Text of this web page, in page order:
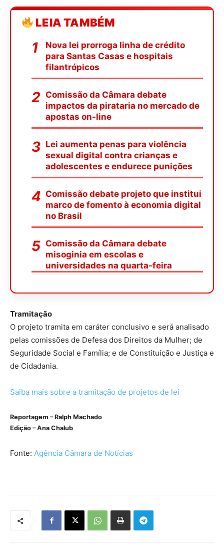
LEIA TAMBÉM
Nova lei prorroga linha de crédito
para Santas Casas e hospitais
filantrópicos
Comissão da Câmara debate
impactos da pirataria no mercado de
apostas on-line
Lei aumenta penas para violência
sexual digital contra crianças e
adolescentes e endurece punições
Comissão debate projeto que institui
marco de fomento à economia digital
no Brasil
Comissão da Câmara debate
misoginia em escolas e
universidades na quarta-feira
Tramitação
O projeto tramita em caráter conclusivo e será analisado
pelas comissões de Defesa dos Direitos da Mulher; de
Seguridade Social e Família; e de Constituição e Justiça e
de Cidadania.
Saiba mais sobre a tramitação de projetos de lei
Reportagem – Ralph Machado
Edição – Ana Chalub
Fonte: Agência Câmara de Notícias